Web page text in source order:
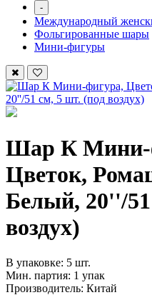
-
Международный
Фольгированные шары
Мини-фигуры
Шар К Мини-
Цветок,
Белый, 20''/
воздух)
В упаковке: 5 шт.
Мин. партия: 1 упак
Производитель: Китай